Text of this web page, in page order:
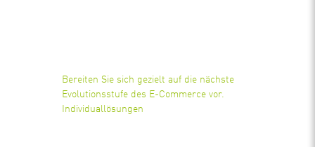
Bereiten Sie sich gezielt auf die nächste
Evolutionsstufe des E-Commerce vor.
Individuallösungen